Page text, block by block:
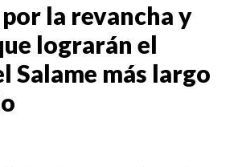
la revancha y
lograrán el
Salame más largo